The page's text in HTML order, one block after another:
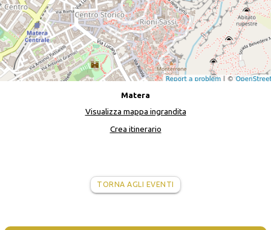
Matera
Visualizza mappa ingrandita
Crea itinerario
TORNA AGLI EVENTI